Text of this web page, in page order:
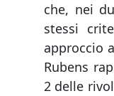
che, nei
stessi
approccio
Rubens
2 delle